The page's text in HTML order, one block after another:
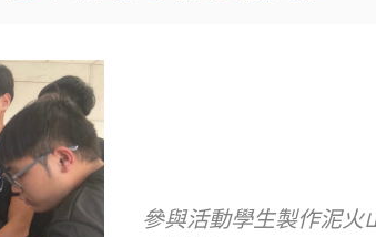
參與活動學生製作泥火